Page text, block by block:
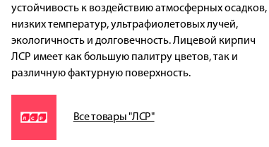
устойчивость к воздействию атмосферных осадков,
низких температур, ультрафиолетовых лучей,
экологичность и долговечность. Лицевой кирпич
ЛСР имеет как большую палитру цветов, так и
различную фактурную поверхность.
Все товары "ЛСР"